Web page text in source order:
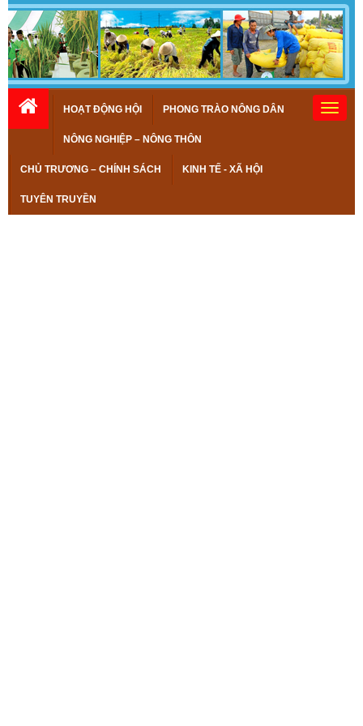
HOẠT ĐỘNG HỘI PHONG TRÀO NÔNG DÂN
NÔNG NGHIỆP – NÔNG THÔN
CHỦ TRƯƠNG – CHÍNH SÁCH KINH TẾ - XÃ HỘI
TUYÊN TRUYỀN